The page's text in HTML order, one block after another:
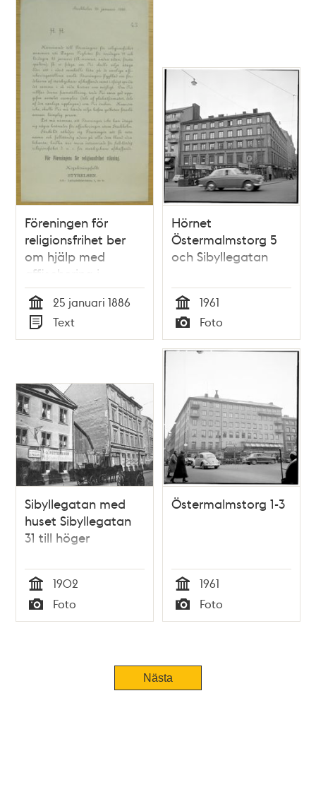
Föreningen för
religionsfrihet ber
om hjälp med
affischering i
landsorten - utskick
Tid
25 januari 1886
Typ
Text
Hörnet
Östermalmstorg 5
och Sibyllegatan
Tid
1961
Typ
Foto
Sibyllegatan med
huset Sibyllegatan
31 till höger
Tid
1902
Typ
Foto
Östermalmstorg 1-3
Tid
1961
Typ
Foto
Nästa